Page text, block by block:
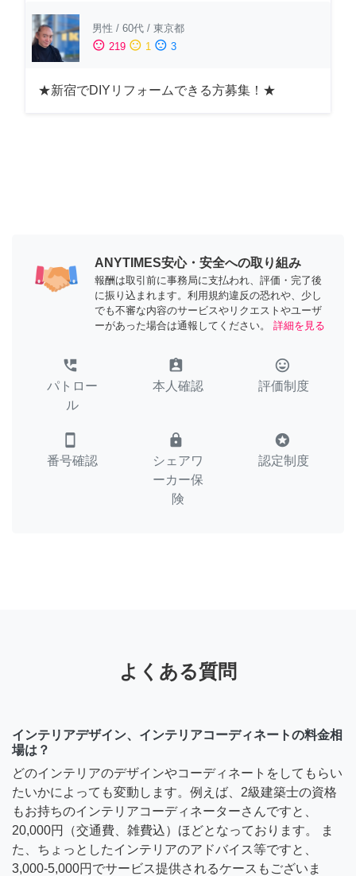
男性 / 60代 / 東京都
sentiment_satisfied 219 sentiment_neutral 1 sentiment_dissatisfied 3
★新宿でDIYリフォームできる方募集！★
ANYTIMES安心・安全への取り組み
報酬は取引前に事務局に支払われ、評価・完了後
に振り込まれます。利用規約違反の恐れや、少し
でも不審な内容のサービスやリクエストやユーザ
ーがあった場合は通報してください。
詳細を見る
perm_phone_msg
パトロー
ル
assignment_ind
本人確認
tag_faces
評価制度
smartphone
番号確認
lock
シェアワ
ーカー保
険
stars
認定制度
よくある質問
インテリアデザイン、インテリアコーディネートの料金相
場は？
どのインテリアのデザインやコーディネートをしてもらい
たいかによっても変動します。例えば、2級建築士の資格
もお持ちのインテリアコーディネーターさんですと、
20,000円（交通費、雑費込）ほどとなっております。 ま
た、ちょっとしたインテリアのアドバイス等ですと、
3,000-5,000円でサービス提供されるケースもございま